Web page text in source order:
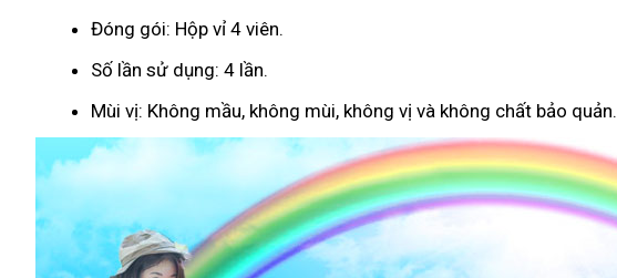
Đóng gói: Hộp vỉ 4 viên.
Số lần sử dụng: 4 lần.
Mùi vị: Không mầu, không mùi, không vị và không chất bảo quản.